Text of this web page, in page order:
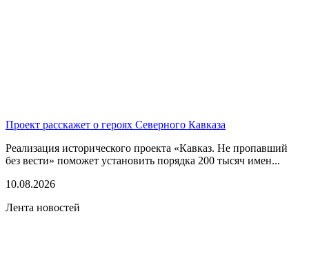
Проект расскажет о героях Северного Кавказа
Реализация исторического проекта «Кавказ. Не пропавший
без вести» поможет установить порядка 200 тысяч имен...
10.08.2026
Лента новостей